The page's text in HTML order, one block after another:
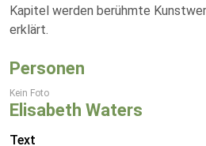
Kapitel werden berühmte
erklärt.
Personen
Kein Foto
Elisabeth Waters
Text